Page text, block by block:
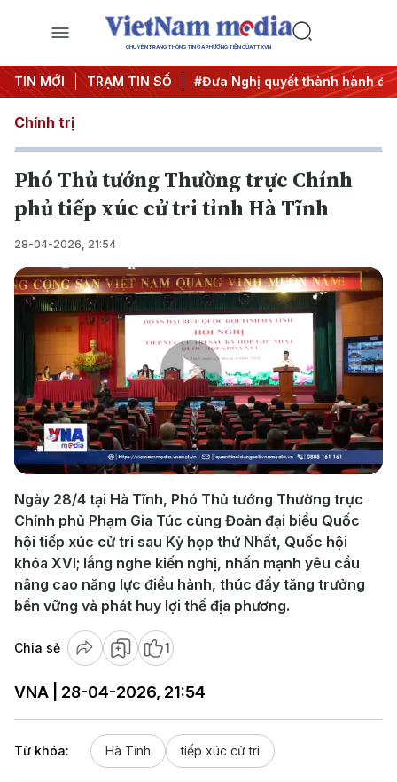
CHUYÊN TRANG THÔNG TIN ĐA PHƯƠNG TIỆN CỦA TTXVN
TIN MỚI TRẠM TIN SỐ
#Hội nghị Trung ương 3 #Đưa Nghị quyết thành hành động
Chính trị
Phó Thủ tướng Thường trực Chính
phủ tiếp xúc cử tri tỉnh Hà Tĩnh
28-04-2026, 21:54
Play
Video
Ngày 28/4 tại Hà Tĩnh, Phó Thủ tướng Thường trực
Chính phủ Phạm Gia Túc cùng Đoàn đại biểu Quốc
hội tiếp xúc cử tri sau Kỳ họp thứ Nhất, Quốc hội
khóa XVI; lắng nghe kiến nghị, nhấn mạnh yêu cầu
nâng cao năng lực điều hành, thúc đẩy tăng trưởng
bền vững và phát huy lợi thế địa phương.
Chia sẻ 1
VNA | 28-04-2026, 21:54
Từ khóa: Hà Tĩnh tiếp xúc cử tri